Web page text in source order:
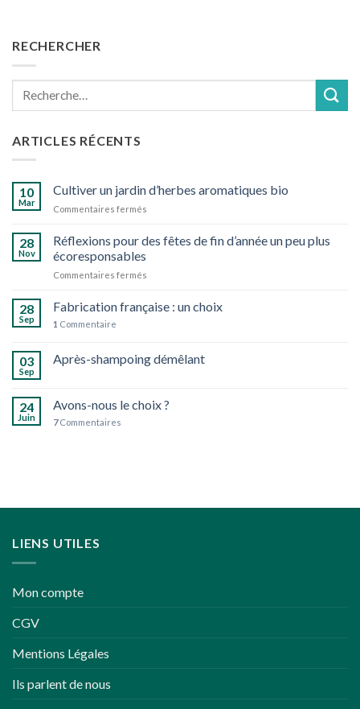
RECHERCHER
Recherche
ARTICLES RÉCENTS
10
Mar
Cultiver un jardin d’herbes aromatiques bio
Commentaires fermés
un
28
Nov
Réflexions pour des fêtes de fin d’année un peu plus
écoresponsables
Commentaires fermés
pour
des
fin
plus
28
Sep
Fabrication française : un choix
1 Commentaire
03
Sep
Après-shampoing démêlant
24
Juin
Avons-nous le choix ?
7Commentaires
LIENS UTILES
Mon compte
CGV
Mentions Légales
Ils parlent de nous